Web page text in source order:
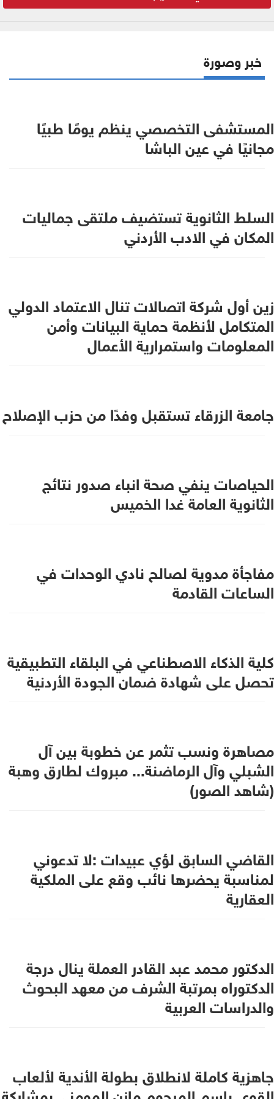
خبر وصورة
المستشفى التخصصي ينظم يومًا طبيًا
مجانيًا في عين الباشا
السلط الثانوية تستضيف ملتقى جماليات
المكان في الادب الأردني
زين أول شركة اتصالات تنال الاعتماد الدولي
المتكامل لأنظمة حماية البيانات وأمن
المعلومات واستمرارية الأعمال
جامعة الزرقاء تستقبل وفدًا من حزب الإصلاح
الحياصات ينفي صحة انباء صدور نتائج
الثانوية العامة غدا الخميس
مفاجأة مدوية لصالح نادي الوحدات في
الساعات القادمة
كلية الذكاء الاصطناعي في البلقاء التطبيقية
تحصل على شهادة ضمان الجودة الأردنية
مصاهرة ونسب تثمر عن خطوبة بين آل
الشبلي وآل الرماضنة... مبروك لطارق وهبة
(شاهد الصور)
القاضي السابق لؤي عبيدات :لا تدعوني
لمناسبة يحضرها نائب وقع على الملكية
العقارية
الدكتور محمد عبد القادر العملة ينال درجة
الدكتوراه بمرتبة الشرف من معهد البحوث
والدراسات العربية
جاهزية كاملة لانطلاق بطولة الأندية لألعاب